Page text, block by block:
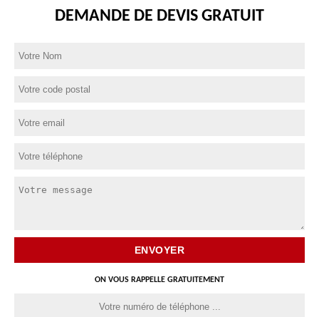
DEMANDE DE DEVIS GRATUIT
ON VOUS RAPPELLE GRATUITEMENT